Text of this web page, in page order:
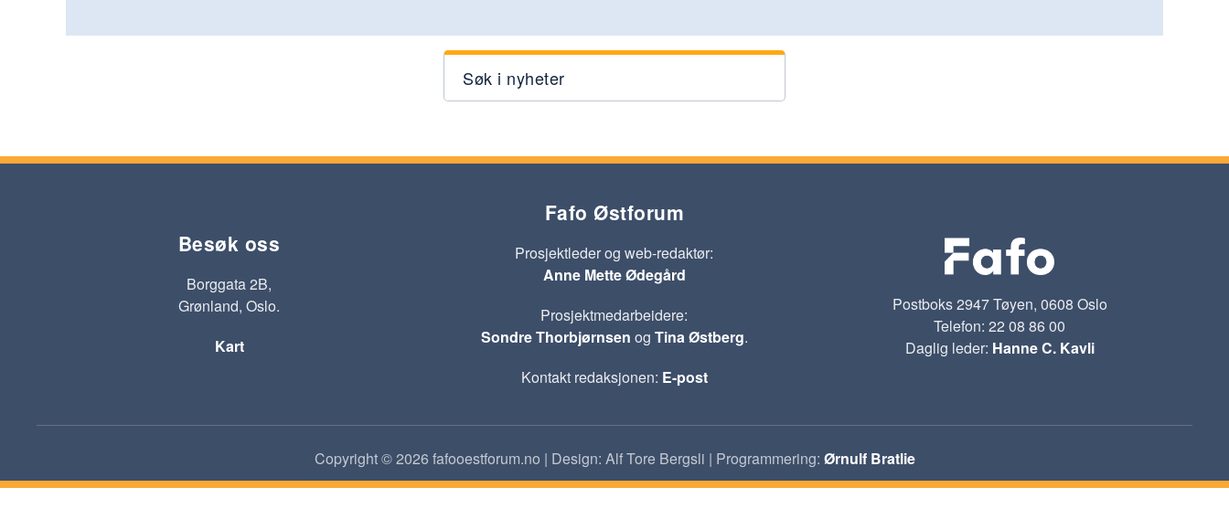
Søk i nyheter
Besøk oss
Borggata 2B,
Grønland, Oslo.
Kart
Fafo Østforum
Prosjektleder og web-redaktør:
Anne Mette Ødegård
Prosjektmedarbeidere:
Sondre Thorbjørnsen og Tina Østberg.
Kontakt redaksjonen: E-post
Postboks 2947 Tøyen, 0608 Oslo
Telefon: 22 08 86 00
Daglig leder: Hanne C. Kavli
Copyright © 2026 fafooestforum.no | Design: Alf Tore Bergsli | Programmering: Ørnulf Bratlie